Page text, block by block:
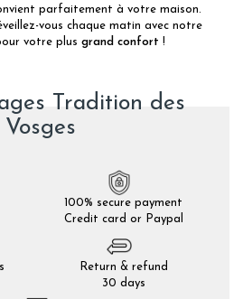
parfaitement à votre maison.
vous chaque matin avec notre
votre plus grand confort !
Tradition des
Vosges
100% secure payment
Credit card or Paypal
Return & refund
30 days